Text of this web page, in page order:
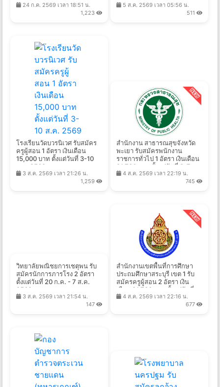
ส.ค. 2569
24 ก.ค. 2569 เวลา 18:51 น.
1,223
2569
5 ส.ค. 2569 เวลา 05:56 น.
511
โรงเรียนวัดบวรนิเวศ รับสมัคร
ครูผู้สอน 1 อัตรา เงินเดือน
15,000 บาท ตั้งแต่วันที่ 3-10
ส.ค. 2569
3 ส.ค. 2569 เวลา 21:26 น.
1,259
สำนักงาน สาธารณสุขจังหวัด
พะเยา รับสมัครพนักงาน
ราชการทั่วไป 1 อัตรา เงินเดือน
21,780 บาท ตั้งแต่วันที่ 3-7
ส.ค. 2569
4 ส.ค. 2569 เวลา 22:19 น.
745
วิทยาลัยพณิชยการเชตุพน รับ
สมัครนักการภารโรง 2 อัตรา
ตั้งแต่วันที่ 20 ก.ค. - 7 ส.ค.
2569
3 ส.ค. 2569 เวลา 21:54 น.
147
สำนักงานเขตพื้นที่การศึกษา
ประถมศึกษาสระบุรี เขต 1 รับ
สมัครครูผู้สอน 2 อัตรา เงิน
เดือน 21,780 บาท ตั้งแต่วันที่
17-21 ส.ค. 2569
4 ส.ค. 2569 เวลา 22:16 น.
677